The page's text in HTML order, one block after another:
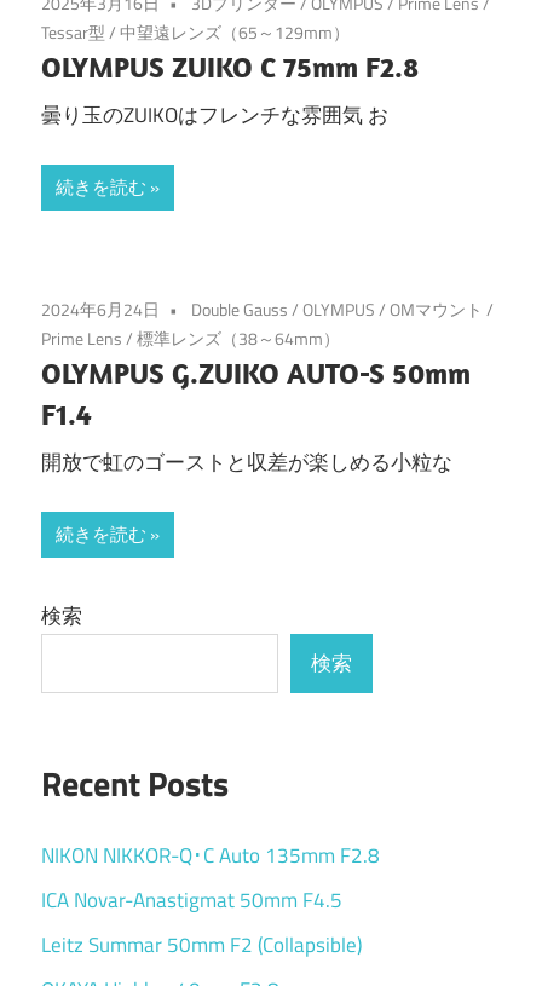
Tessar型/中望遠レンズ（65～129mm）
OLYMPUS ZUIKO C 75mm F2.8
曇り玉のZUIKOはフレンチな雰囲気 お
続きを読む
2024年6月24日 Double Gauss/OLYMPUS/OMマウント /
Prime Lens/標準レンズ（38～64mm）
OLYMPUS G.ZUIKO AUTO-S 50mm
F1.4
開放で虹のゴーストと収差が楽しめる小粒な
続きを読む
検索
検索
Recent Posts
NIKON NIKKOR-Q･C Auto 135mm F2.8
ICA Novar-Anastigmat 50mm F4.5
Leitz Summar 50mm F2 (Collapsible)